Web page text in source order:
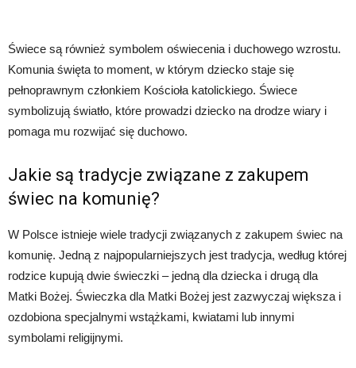
Świece są również symbolem oświecenia i duchowego wzrostu.
Komunia święta to moment, w którym dziecko staje się
pełnoprawnym członkiem Kościoła katolickiego. Świece
symbolizują światło, które prowadzi dziecko na drodze wiary i
pomaga mu rozwijać się duchowo.
Jakie są tradycje związane z zakupem
świec na komunię?
W Polsce istnieje wiele tradycji związanych z zakupem świec na
komunię. Jedną z najpopularniejszych jest tradycja, według której
rodzice kupują dwie świeczki – jedną dla dziecka i drugą dla
Matki Bożej. Świeczka dla Matki Bożej jest zazwyczaj większa i
ozdobiona specjalnymi wstążkami, kwiatami lub innymi
symbolami religijnymi.